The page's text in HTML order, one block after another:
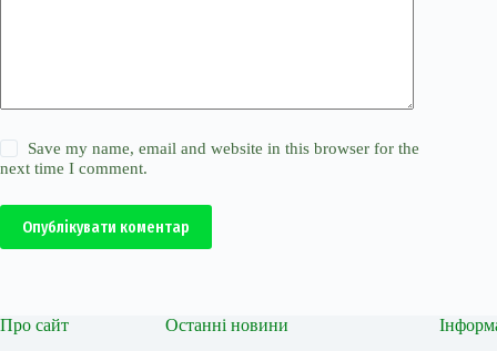
Save my name, email and website in this browser for the
next time I comment.
Опублікувати коментар
Про сайт Останні новини